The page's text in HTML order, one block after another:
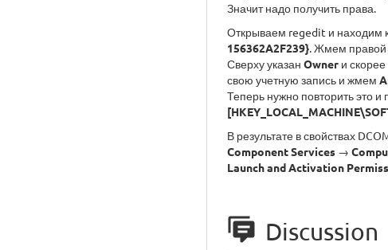
Значит надо получить права.
Открываем regedit и находим
156362A2F239}. Жмем правой
Сверху указан Owner и скорее
свою учетную запись и жмем
Теперь нужно повторить это и
В результате в свойствах
Component Services →
Launch and Activation
Discussion